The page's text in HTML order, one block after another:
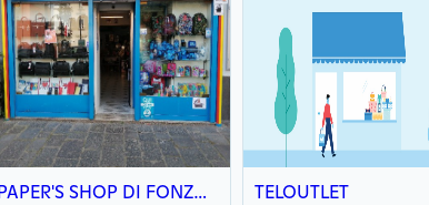
PAPER'S SHOP DI FONZA CONCETTINA
TELOUTLET